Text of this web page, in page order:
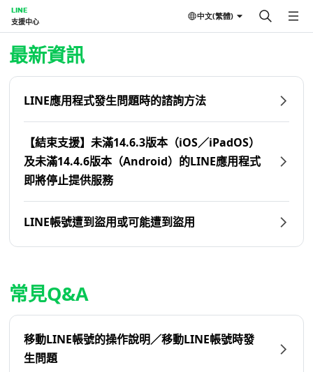
LINE
支援中心
中文(繁體)
首頁 | LINE支援中心
最新資訊
LINE應用程式發生問題時的諮詢方法
【結束支援】未滿14.6.3版本（iOS／iPadOS）
及未滿14.4.6版本（Android）的LINE應用程式
即將停止提供服務
LINE帳號遭到盜用或可能遭到盜用
常見Q&A
移動LINE帳號的操作說明／移動LINE帳號時發
生問題